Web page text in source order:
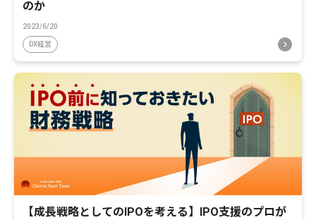
のか
2023/6/20
DX経営
【成長戦略としてのIPOを考える】IPO支援のプロが